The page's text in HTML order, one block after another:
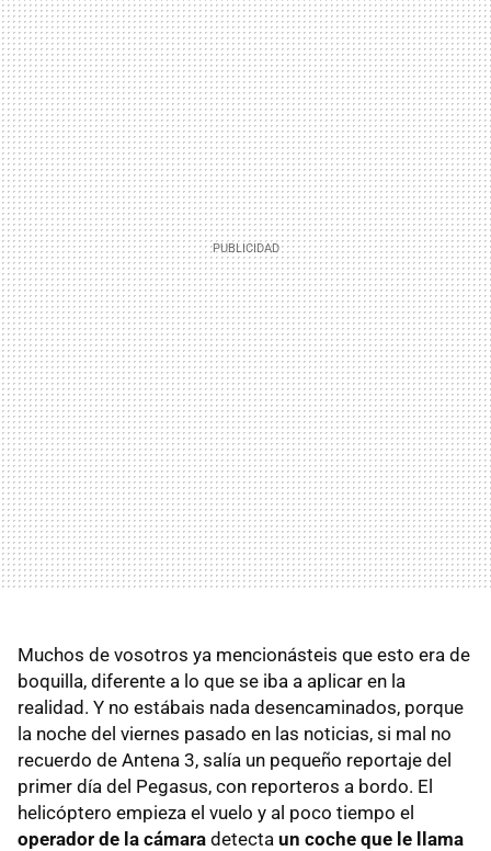
Muchos de vosotros ya mencionásteis que esto era de
boquilla, diferente a lo que se iba a aplicar en la
realidad. Y no estábais nada desencaminados, porque
la noche del viernes pasado en las noticias, si mal no
recuerdo de Antena 3, salía un pequeño reportaje del
primer día del Pegasus, con reporteros a bordo. El
helicóptero empieza el vuelo y al poco tiempo el
operador de la cámara detecta un coche que le llama